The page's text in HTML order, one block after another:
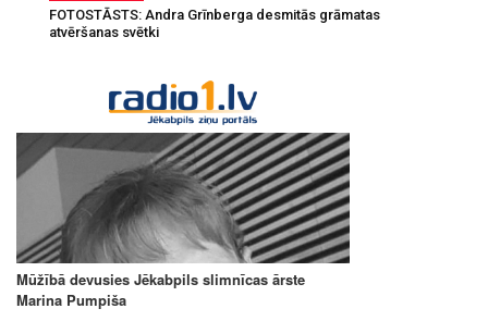
FOTOSTĀSTS: Andra Grīnberga desmitās grāmatas
atvēršanas svētki